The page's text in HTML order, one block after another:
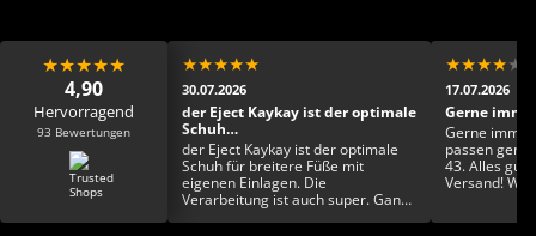
★★★★★
4,90
Hervorragend
93 Bewertungen
Dankeschön 🙏🏾
Dankeschön 🙏🏾
★★★★★
30.07.2026
der Eject Kaykay ist der optimale
Schuh…
der Eject Kaykay ist der optimale
Schuh für breitere Füße mit
eigenen Einlagen. Die
Verarbeitung ist auch super. Ganz
★★★★★
17.07.2026
Gerne
Gerne
passen
43. Alles gut
Versand!